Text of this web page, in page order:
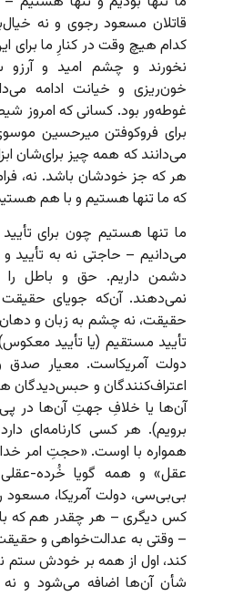
قاتلان مسعود رجوی و نه
کدام هیچ وقت در کنارِ ما برای
نخورند و چشم امید و آرزو
خون‌ریزی و خیانت ادامه
غوطه‌ور بود. کسانی که امروز
برای فروکوفتن میرحسین
می‌دانند که همه چیز برای‌شان
هر که جز خودشان باشد. نه،
که ما تنها هستیم و با هم
ما تنها هستیم چون برای
می‌دانیم – حاجتی نه به
دشمن داریم. حق و باطل
نمی‌دهند. آن‌که جویای حقیقت
حقیقت، نه چشم به زبان و
تأیید مستقیم (یا تأیید
دولت آمریکاست. معیار صدق
اعتراف‌کنندگان و
آن‌ها یا خلافِ جهتِ آن‌ها در
برویم). هر کسی کارنامه‌ای
همواره با اوست. «حجتِ امر
عقل» و همه گویا خُرده‌-
بی‌بی‌سی، دولت آمریکا،
کس دیگری – هر چقدر هم که
– وقتی به عدالت‌خواهی و
کند، اول از همه بر خودش ستم
شأن آن‌ها اضافه می‌شود و